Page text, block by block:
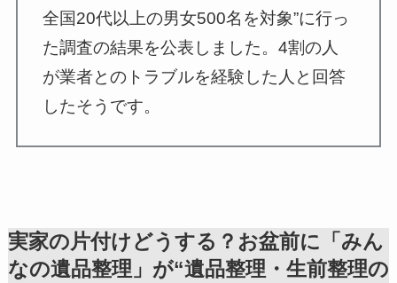
全国20代以上の男女500名を対象”に行っ
た調査の結果を公表しました。4割の人
が業者とのトラブルを経験した人と回答
したそうです。
実家の片付けどうする？お盆前に「みん
なの遺品整理」が“遺品整理・生前整理の